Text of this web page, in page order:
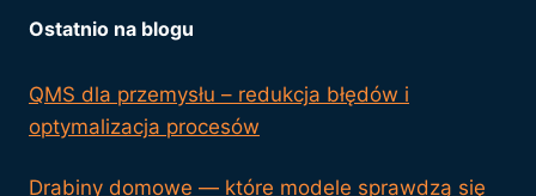
Ostatnio na blogu
QMS dla przemysłu – redukcja błędów i
optymalizacja procesów
Drabiny domowe — które modele sprawdzą się